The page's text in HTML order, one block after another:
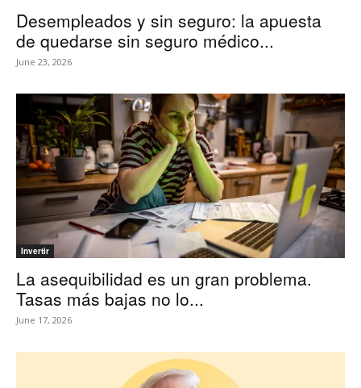
Desempleados y sin seguro: la apuesta
de quedarse sin seguro médico...
June 23, 2026
Invertir
La asequibilidad es un gran problema.
Tasas más bajas no lo...
June 17, 2026